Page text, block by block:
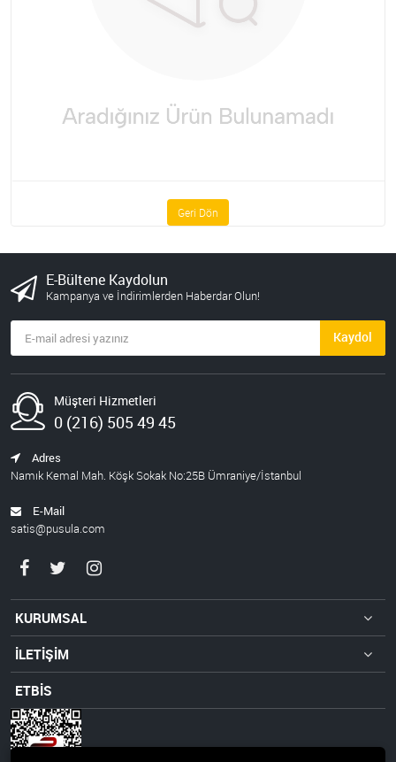
Geri Dön
E-Bültene Kaydolun
Kampanya ve İndirimlerden Haberdar Olun!
Kaydol
Müşteri Hizmetleri
0 (216) 505 49 45
Adres
Namık Kemal Mah. Köşk Sokak No:25B Ümraniye/İstanbul
E-Mail
satis@pusula.com
KURUMSAL
İLETİŞİM
ETBİS